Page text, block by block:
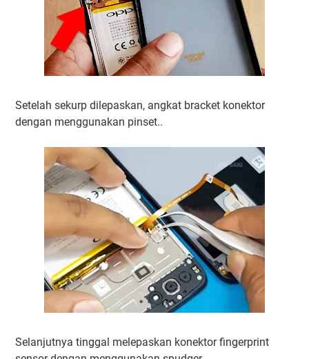
Setelah sekurp dilepaskan, angkat bracket konektor
dengan menggunakan pinset..
Selanjutnya tinggal melepaskan konektor fingerprint